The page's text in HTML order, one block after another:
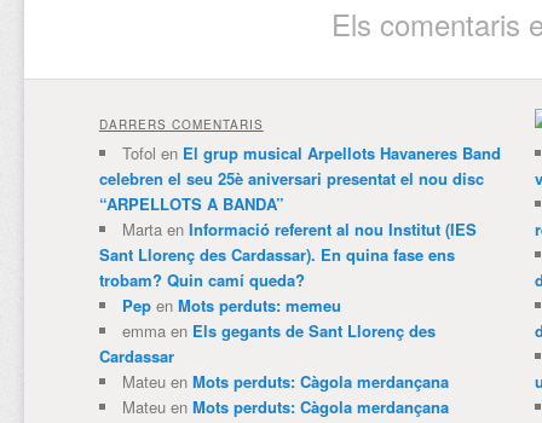
Els comentaris
DARRERS COMENTARIS
Tofol en El grup musical Arpellots Havaneres Band
celebren el seu 25è aniversari presentat el nou disc
“ARPELLOTS A BANDA”
Martaen Informació referent al nou Institut (IES
Sant Llorenç des Cardassar). En quina fase ens
trobam? Quin camí queda?
Pepen Mots perduts: memeu
emmaen Els gegants de Sant Llorenç des
Cardassar
Mateuen Mots perduts: Càgola merdançana
Mateuen Mots perduts: Càgola merdançana